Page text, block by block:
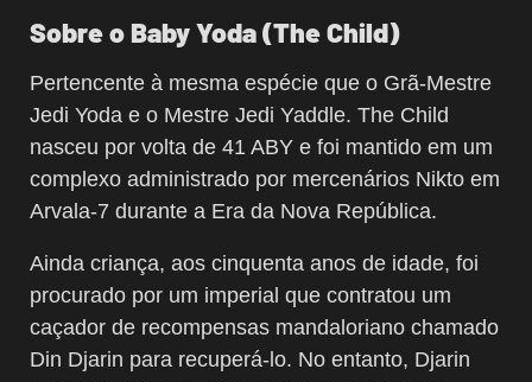
Sobre o Baby Yoda (The Child)
Pertencente à mesma espécie que o Grã-Mestre
Jedi Yoda e o Mestre Jedi Yaddle. The Child
nasceu por volta de 41 ABY e foi mantido em um
complexo administrado por mercenários Nikto em
Arvala-7 durante a Era da Nova República.
Ainda criança, aos cinquenta anos de idade, foi
procurado por um imperial que contratou um
caçador de recompensas mandaloriano chamado
Din Djarin para recuperá-lo. No entanto, Djarin